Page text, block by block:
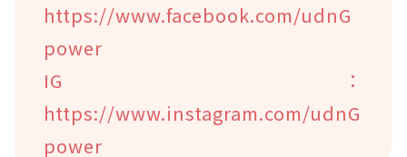
https://www.facebook.com/udnG
power
IG：
https://www.instagram.com/udnG
power